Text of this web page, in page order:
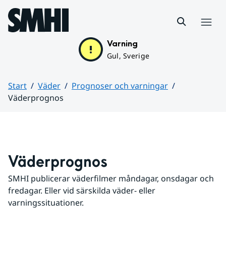
Hoppa till sidans innehåll
Varning
Gul, Sverige
Start Väder
Prognoser och varningar
Väderprognos
Väderprognos
SMHI publicerar väderfilmer måndagar, onsdagar och
fredagar. Eller vid särskilda väder- eller
varningssituationer.